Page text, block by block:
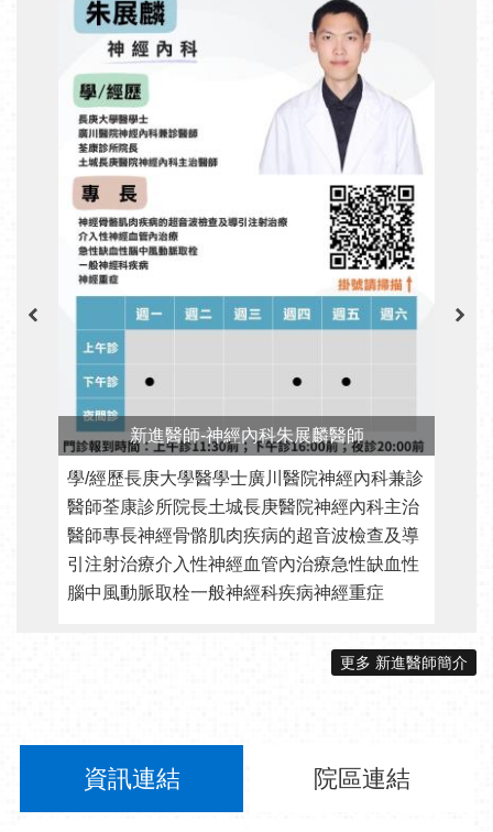
新進醫師-神經內科朱展麟醫師
學/經歷長庚大學醫學士廣川醫院神經內科兼診
醫師荃康診所院長土城長庚醫院神經內科主治
醫師專長神經骨骼肌肉疾病的超音波檢查及導
引注射治療介入性神經血管內治療急性缺血性
腦中風動脈取栓一般神經科疾病神經重症
更多 新進醫師簡介
資訊連結 院區連結